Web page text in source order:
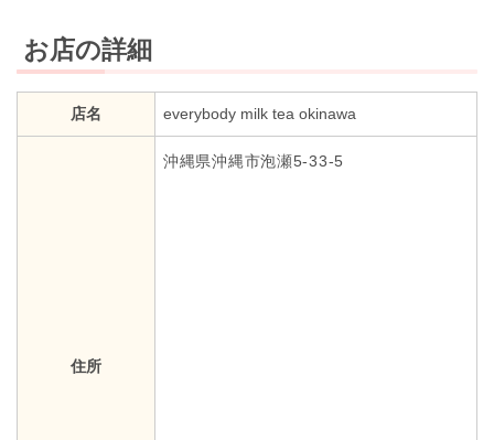
お店の詳細
店名 everybody milk tea okinawa
住所
沖縄県沖縄市泡瀬5-33-5